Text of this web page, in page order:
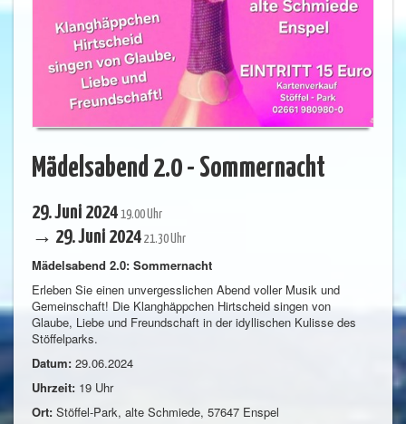
Mädelsabend 2.0 - Sommernacht
29. Juni 2024 19.00 Uhr
→ 29. Juni 2024 21.30 Uhr
Mädelsabend 2.0: Sommernacht
Erleben Sie einen unvergesslichen Abend voller Musik und
Gemeinschaft! Die Klanghäppchen Hirtscheid singen von
Glaube, Liebe und Freundschaft in der idyllischen Kulisse des
Stöffelparks.
Datum: 29.06.2024
Uhrzeit: 19 Uhr
Ort: Stöffel-Park, alte Schmiede, 57647 Enspel